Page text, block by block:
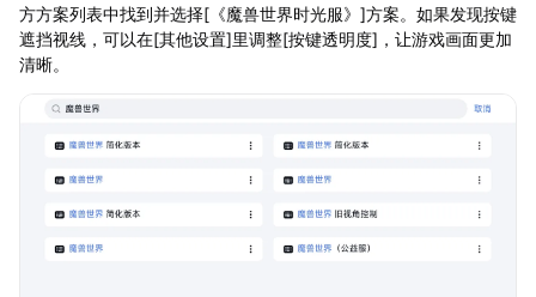
方方案列表中找到并选择[《魔兽世界时光服》]方案。如果发现按键
遮挡视线，可以在[其他设置]里调整[按键透明度]，让游戏画面更加
清晰。